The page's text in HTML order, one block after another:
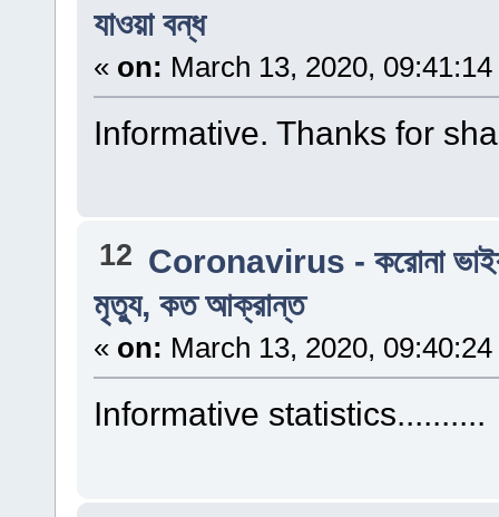
যাওয়া বন্ধ
« on: March 13, 2020,
Informative. Thanks for
12 Coronavirus - করোনা
মৃত্যু, কত আক্রান্ত
« on: March 13, 2020,
Informative statistics..........